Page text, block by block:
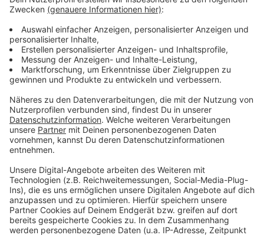
Weitere Meldungen für Leverkusen:
Anzeige
Leverkusen-Mitte: Unterführung im Januar wieder frei
deutlich weniger
Leverkusener Gesundheitsamt befürchtet Winter-
Corona-Welle
Anzeige